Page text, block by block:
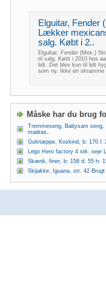
Elguitar, Fender
Lækker
salg. Købt i 2..
Elguitar, Fender (Mex.)
til salg. Købt i 2010 hos
lidt. Det blev kun til lidt
som ny. Ikke en skramme
Måske har du brug
Tremmeseng, Babysam
madras..
Gulvtæppe, Koskind, b: 170 l:
Lego Hero factory 4 stk. seje
Skænk, finer, b: 158 d: 55 h:
Skijakke, Iguana, str. 42